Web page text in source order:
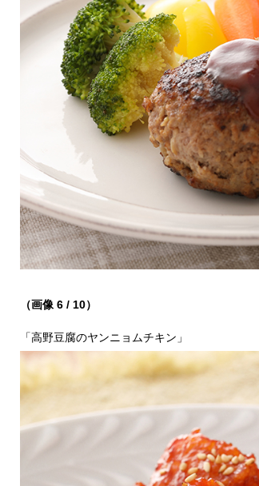
（画像 6 / 10）
「高野豆腐のヤンニョムチキン」